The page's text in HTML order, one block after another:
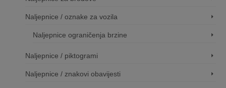
Naljepnice / oznake za vozila
Naljepnice ograničenja brzine
Naljepnice / piktogrami
Naljepnice / znakovi obavijesti